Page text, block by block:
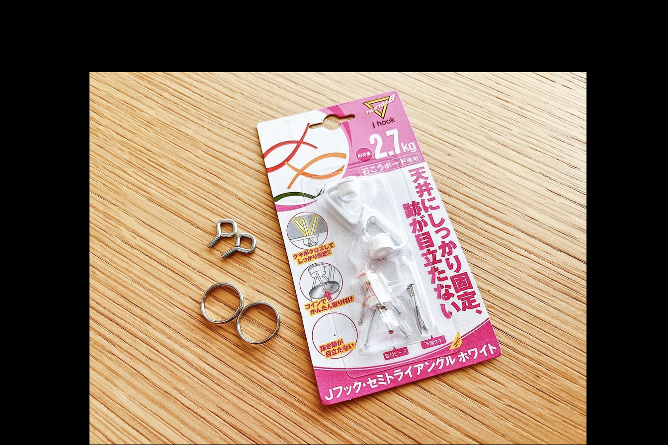
イ
ン
コ
ン
ン
ツ
へ
移
動